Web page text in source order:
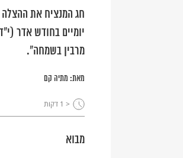
חג המנציח את ההצלה
יומיים בחודש אדר
מרבין בשמחה".
מאת: מתיה קם
< 1 דקות
מבוא